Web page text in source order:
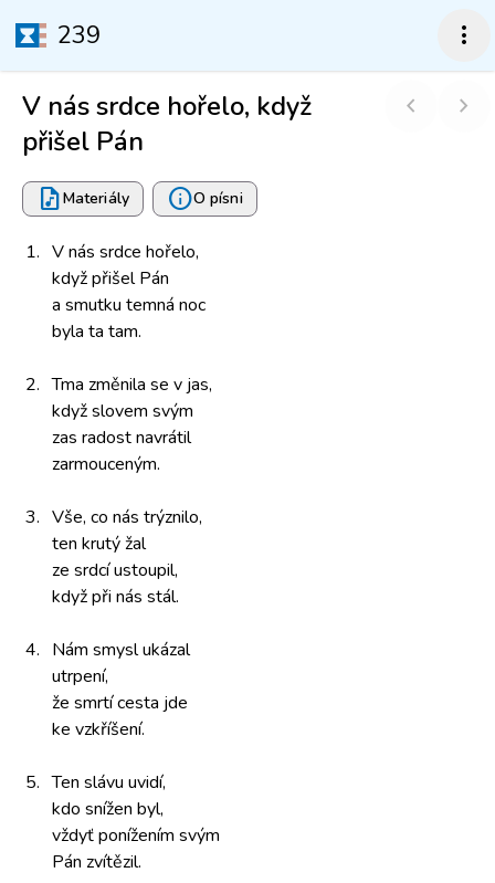
239 more_vert
V nás srdce hořelo, když
přišel Pán
chevron_left chevron_right
audio_fileMateriály infoO písni
1. V nás srdce hořelo,
když přišelPán
a smutku temná noc
byla ta tam.
2. Tma změnila se v jas,
když slovem svým
zas radostnavrátil
zarmouceným.
3. Vše, co nás trýznilo,
ten krutýžal
ze srdcíustoupil,
když při nás stál.
4. Nám smyslukázal
utrpení,
že smrtícesta jde
ke vzkříšení.
5. Ten slávu uvidí,
kdo snížen byl,
vždyť ponížením svým
Pán zvítězil.